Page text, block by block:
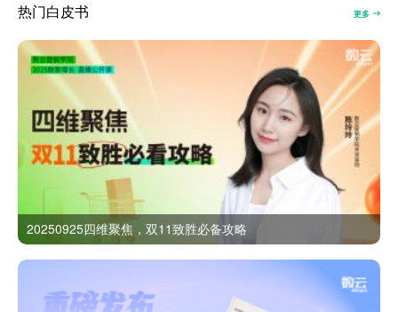
热门白皮书 更多
20250925四维聚焦，双11致胜必备攻略